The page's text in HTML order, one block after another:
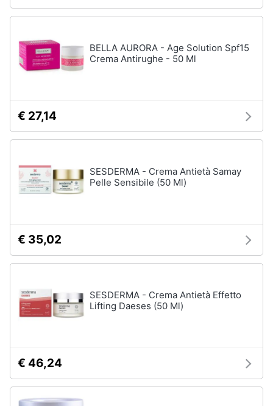
BELLA AURORA - Age Solution Spf15
Crema Antirughe - 50 Ml
€ 27,14
SESDERMA - Crema Antietà Samay
Pelle Sensibile (50 Ml)
€ 35,02
SESDERMA - Crema Antietà Effetto
Lifting Daeses (50 Ml)
€ 46,24